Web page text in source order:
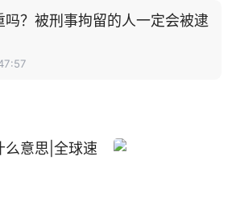
吗？被刑事拘留的人一定会被逮
么意思|全球速